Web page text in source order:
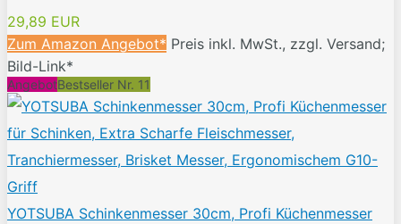
29,89 EUR
Zum Amazon Angebot* Preis inkl. MwSt., zzgl. Versand;
Bild-Link*
AngebotBestseller Nr. 11
YOTSUBA Schinkenmesser 30cm, Profi Küchenmesser